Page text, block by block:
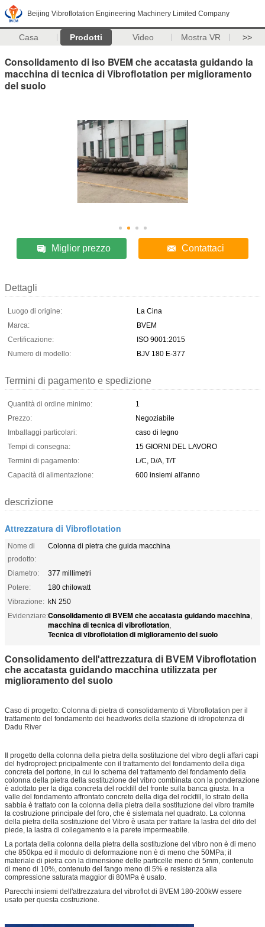
Beijing Vibroflotation Engineering Machinery Limited Company
Casa Prodotti Video Mostra VR >>
Consolidamento di iso BVEM che accatasta guidando la
macchina di tecnica di Vibroflotation per miglioramento
del suolo
Miglior prezzo Contattaci
Dettagli
Luogo di origine:
La Cina
Marca:
BVEM
Certificazione:
ISO 9001:2015
Numero di modello:
BJV 180 E-377
Termini di pagamento e spedizione
Quantità di ordine minimo:
1
Prezzo:
Negoziabile
Imballaggi particolari:
caso di legno
Tempi di consegna:
15 GIORNI DEL LAVORO
Termini di pagamento:
L/C, D/A, T/T
Capacità di alimentazione:
600 insiemi all'anno
descrizione
Attrezzatura di Vibroflotation
Nome di
prodotto:
Colonna di pietra che guida macchina
Diametro:
377 millimetri
Potere:
180 chilowatt
Vibrazione: kN 250
Evidenziare:Consolidamento di BVEM che accatasta guidando macchina,
macchina di tecnica di vibroflotation,
Tecnica di vibroflotation di miglioramento del suolo
Consolidamento dell'attrezzatura di BVEM Vibroflotation
che accatasta guidando macchina utilizzata per
miglioramento del suolo
Caso di progetto: Colonna di pietra di consolidamento di Vibroflotation per il
trattamento del fondamento dei headworks della stazione di idropotenza di
Dadu River
Il progetto della colonna della pietra della sostituzione del vibro degli affari capi
del hydroproject pricipalmente con il trattamento del fondamento della diga
concreta del portone, in cui lo schema del trattamento del fondamento della
colonna della pietra della sostituzione del vibro combinata con la ponderazione
è adottato per la diga concreta del rockfill del fronte sulla banca giusta. In a
valle del fondamento affrontato concreto della diga del rockfill, lo strato della
sabbia è trattato con la colonna della pietra della sostituzione del vibro tramite
la costruzione principale del foro, che è sistemata nel quadrato. La colonna
della pietra della sostituzione del Vibro è usata per trattare la lastra del dito del
piede, la lastra di collegamento e la parete impermeabile.
La portata della colonna della pietra della sostituzione del vibro non è di meno
che 850kpa ed il modulo di deformazione non è di meno che 50MPa; il
materiale di pietra con la dimensione delle particelle meno di 5mm, contenuto
di meno di 10%, contenuto del fango meno di 5% e resistenza alla
compressione saturata maggior di 80MPa è usato.
Parecchi insiemi dell'attrezzatura del vibroflot di BVEM 180-200kW essere
usato per questa costruzione.